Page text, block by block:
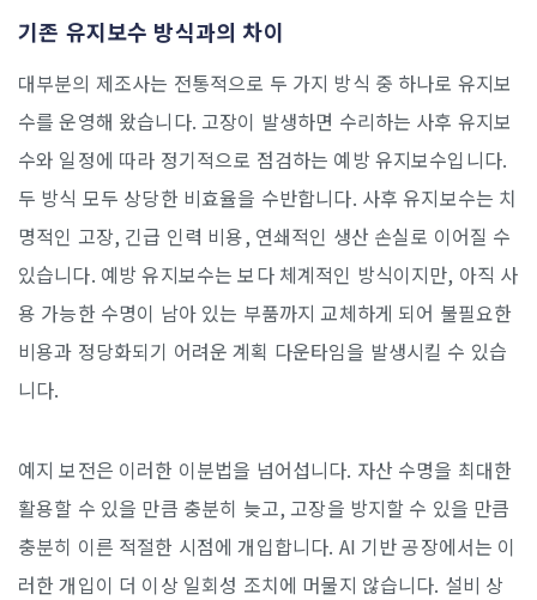
기존 유지보수 방식과의 차이
대부분의 제조사는 전통적으로 두 가지 방식 중 하나로 유지보
수를 운영해 왔습니다. 고장이 발생하면 수리하는 사후 유지보
수와 일정에 따라 정기적으로 점검하는 예방 유지보수입니다.
두 방식 모두 상당한 비효율을 수반합니다. 사후 유지보수는 치
명적인 고장, 긴급 인력 비용, 연쇄적인 생산 손실로 이어질 수
있습니다. 예방 유지보수는 보다 체계적인 방식이지만, 아직 사
용 가능한 수명이 남아 있는 부품까지 교체하게 되어 불필요한
비용과 정당화되기 어려운 계획 다운타임을 발생시킬 수 있습
니다.
예지 보전은 이러한 이분법을 넘어섭니다. 자산 수명을 최대한
활용할 수 있을 만큼 충분히 늦고, 고장을 방지할 수 있을 만큼
충분히 이른 적절한 시점에 개입합니다. AI 기반 공장에서는 이
러한 개입이 더 이상 일회성 조치에 머물지 않습니다. 설비 상